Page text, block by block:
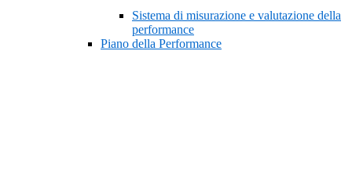
Sistema di misurazione e valutazione della
performance
Piano della Performance